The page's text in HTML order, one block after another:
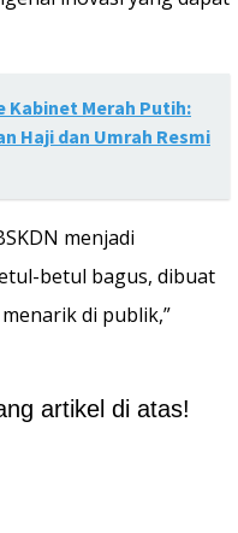
Kabinet Merah Putih:
Haji dan Umrah Resmi
menjadi
betul bagus, dibuat
di publik,”
artikel di atas!